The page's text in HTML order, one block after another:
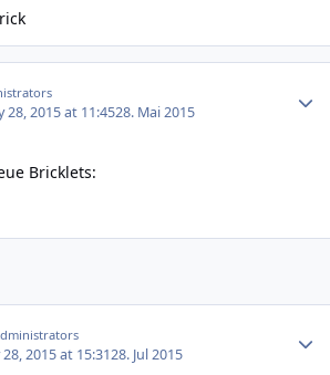
28, 2015 at 11:4528. Mai 2015
Bricklets:
28, 2015 at 15:3128. Jul 2015